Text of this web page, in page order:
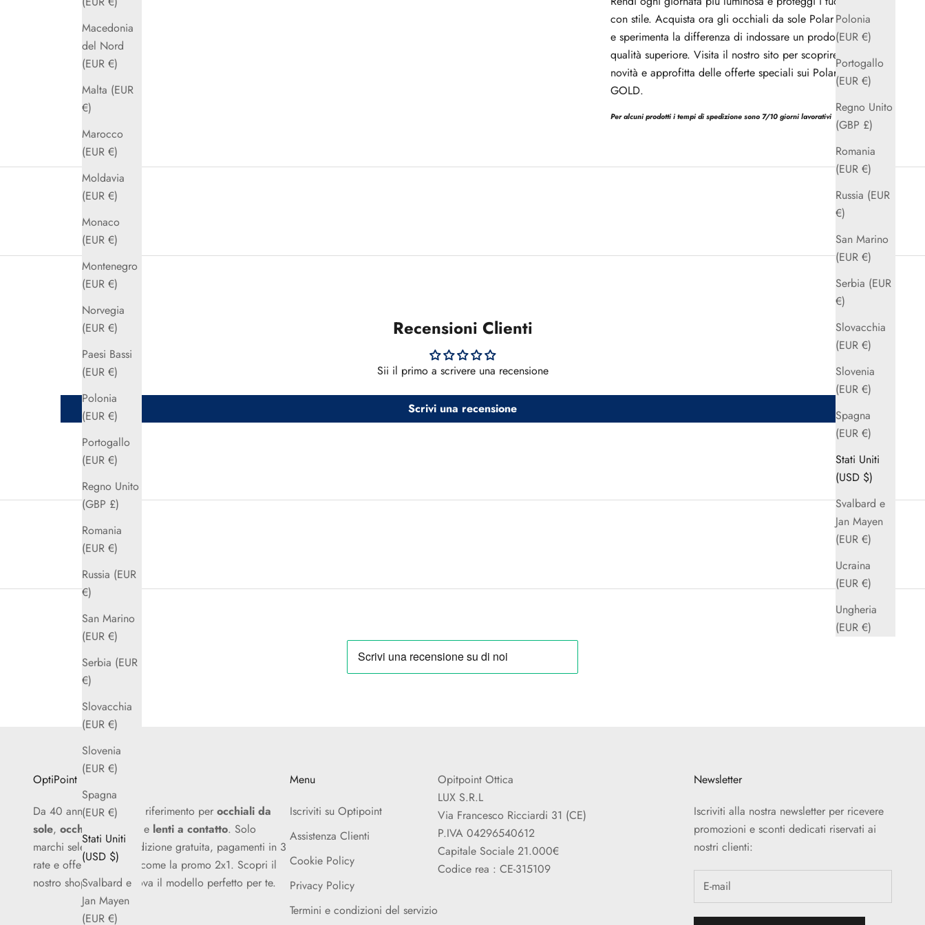
Polonia
(EUR €)
Portogallo
(EUR €)
Regno Unito
(GBP £)
Romania
(EUR €)
Russia (EUR
€)
San Marino
(EUR €)
Serbia (EUR
€)
Slovacchia
(EUR €)
Slovenia
(EUR €)
Spagna
(EUR €)
Stati Uniti
(USD $)
Svalbard e
Jan Mayen
(EUR €)
Ucraina
(EUR €)
Ungheria
(EUR €)
Macedonia
del Nord
(EUR €)
Malta (EUR
€)
Marocco
(EUR €)
Moldavia
(EUR €)
Monaco
(EUR €)
Montenegro
(EUR €)
Norvegia
(EUR €)
Paesi Bassi
(EUR €)
Polonia
(EUR €)
Portogallo
(EUR €)
Regno Unito
(GBP £)
Romania
(EUR €)
Russia (EUR
€)
San Marino
(EUR €)
Serbia (EUR
€)
Slovacchia
(EUR €)
Slovenia
(EUR €)
Spagna
(EUR €)
Stati Uniti
(USD $)
Svalbard e
Jan Mayen
(EUR €)
con stile. Acquista ora gli occhiali da sole Polar 134 GOLD
e sperimenta la differenza di indossare un prodotto di
qualità superiore. Visita il nostro sito per scoprire tutte le
novità e approfitta delle offerte speciali sui Polar 134
GOLD.
Per alcuni prodotti i tempi di spedizione sono 7/10 giorni lavorativi
Recensioni Clienti
Sii il primo a scrivere una recensione
Scrivi una recensione
OptiPoint
Da 40 anni un punto di riferimento per occhiali da
sole, occhiali da vista e lenti a contatto. Solo
marchi selezionati, spedizione gratuita, pagamenti in 3
rate e offerte esclusive come la promo 2x1. Scopri il
nostro shop online e trova il modello perfetto per te.
Menu
Iscriviti su Optipoint
Assistenza Clienti
Cookie Policy
Privacy Policy
Termini e condizioni del servizio
Opitpoint Ottica
LUX S.R.L
Via Francesco Ricciardi 31 (CE)
P.IVA 04296540612
Capitale Sociale 21.000€
Codice rea : CE-315109
Newsletter
Iscriviti alla nostra newsletter per ricevere
promozioni e sconti dedicati riservati ai
nostri clienti: